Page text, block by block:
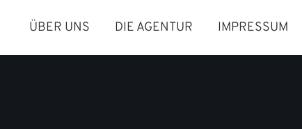
ÜBER UNS DIE AGENTUR IMPRESSUM